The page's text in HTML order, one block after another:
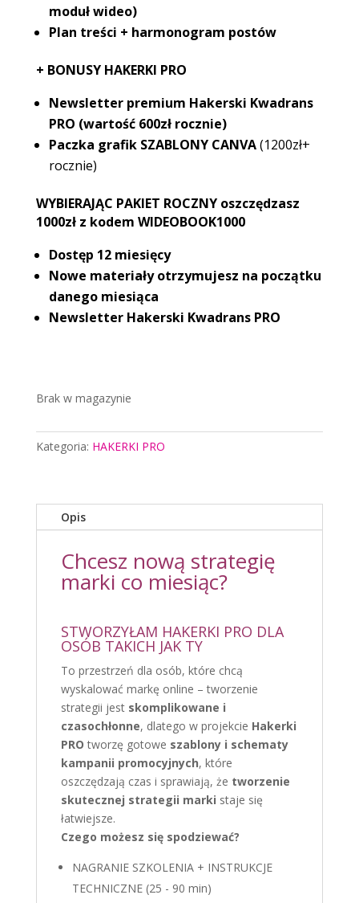
moduł wideo)
Plan treści + harmonogram postów
+ BONUSY HAKERKI PRO
Newsletter premium Hakerski Kwadrans
PRO (wartość 600zł rocznie)
Paczka grafik SZABLONY CANVA(1200zł+
rocznie)
WYBIERAJĄC PAKIET ROCZNY oszczędzasz
1000zł z kodem WIDEOBOOK1000
Dostęp 12 miesięcy
Nowe materiały otrzymujesz na początku
danego miesiąca
Newsletter Hakerski Kwadrans PRO
Brak w magazynie
Kategoria: HAKERKI PRO
Opis
Chcesz nową strategię
marki co miesiąc?
STWORZYŁAM HAKERKI PRO DLA
OSÓB TAKICH JAK TY
To przestrzeń dla osób, które chcą
wyskalować markę online – tworzenie
strategii jest skomplikowane i
czasochłonne, dlatego w projekcie Hakerki
PRO tworzę gotowe szablony i schematy
kampanii promocyjnych, które
oszczędzają czas i sprawiają, że tworzenie
skutecznej strategii marki staje się
łatwiejsze.
Czego możesz się spodziewać?
NAGRANIE SZKOLENIA + INSTRUKCJE
TECHNICZNE (25 - 90 min)